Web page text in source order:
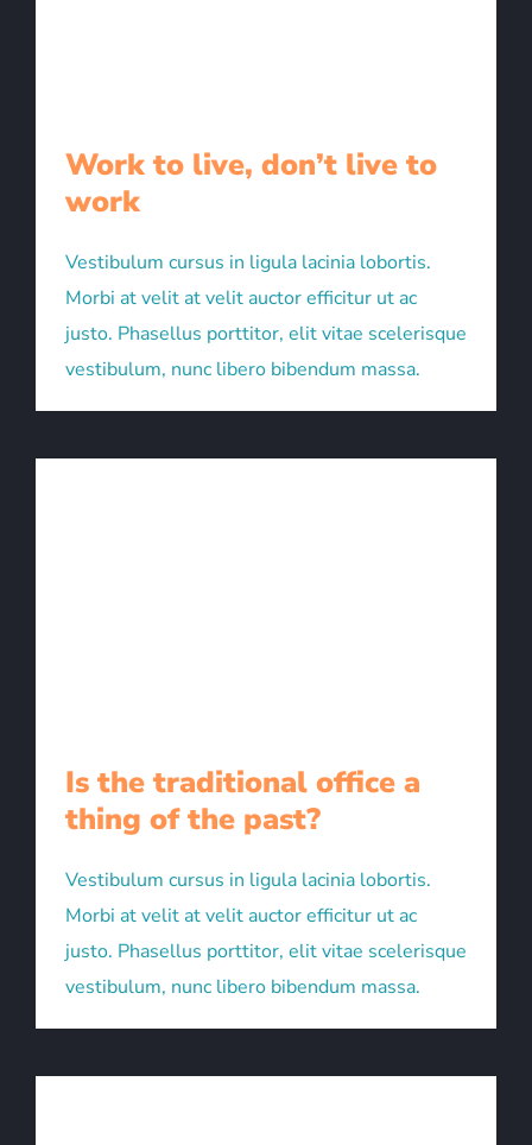
Work to live, don’t live to
work
Vestibulum cursus in ligula lacinia lobortis.
Morbi at velit at velit auctor efficitur ut ac
justo. Phasellus porttitor, elit vitae scelerisque
vestibulum, nunc libero bibendum massa.
Is the traditional office a
thing of the past?
Vestibulum cursus in ligula lacinia lobortis.
Morbi at velit at velit auctor efficitur ut ac
justo. Phasellus porttitor, elit vitae scelerisque
vestibulum, nunc libero bibendum massa.